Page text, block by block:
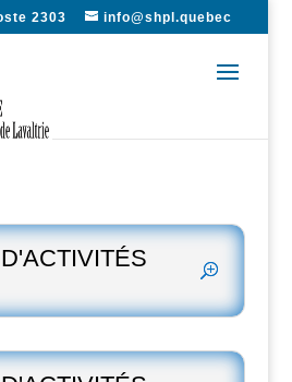
2303 info@shpl.quebec